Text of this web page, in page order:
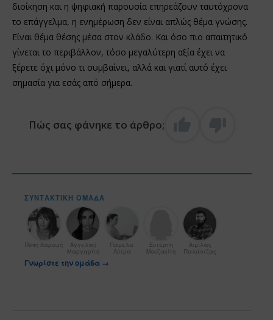
διοίκηση και η ψηφιακή παρουσία επηρεάζουν ταυτόχρονα
το επάγγελμα, η ενημέρωση δεν είναι απλώς θέμα γνώσης.
Είναι θέμα θέσης μέσα στον κλάδο. Και όσο πιο απαιτητικό
γίνεται το περιβάλλον, τόσο μεγαλύτερη αξία έχει να
ξέρετε όχι μόνο τι συμβαίνει, αλλά και γιατί αυτό έχει
σημασία για εσάς από σήμερα.
Πώς σας φάνηκε το άρθρο;
ΣΥΝΤΑΚΤΙΚΉ ΟΜΆΔΑ
Πόπη Χαραμή
Αγγελική
Μαργαρίτη
Πάμελα
Λύτρα
Ευτέρπη
Μουζακίτη
Αιμίλιος
Παλάντζας
Γνωρίστε την ομάδα →